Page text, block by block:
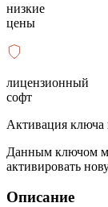
низкие
цены
лицензионный
софт
Активация ключа
Данным ключом
активировать
Описание